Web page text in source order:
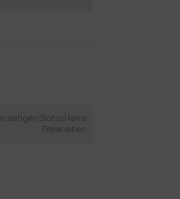
Status) keine
Preise sehen.